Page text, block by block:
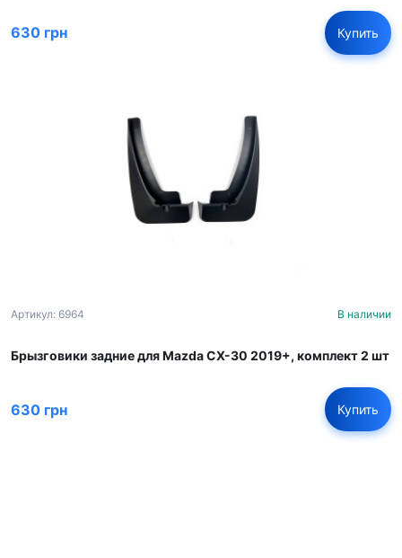
630 грн Купить
Артикул: 6964 В наличии
Брызговики задние для Mazda CX-30 2019+, комплект 2 шт
630 грн Купить